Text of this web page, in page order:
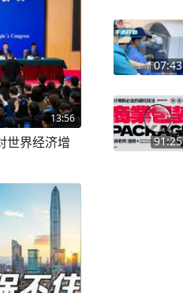
13:56
世界经济增
07:43
91:25